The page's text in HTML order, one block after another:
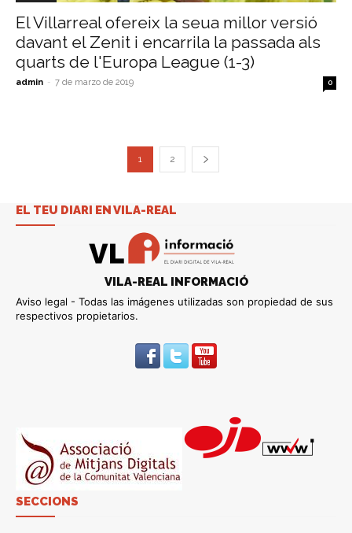
El Villarreal ofereix la seua millor versió
davant el Zenit i encarrila la passada als
quarts de l'Europa League (1-3)
admin - 7 de marzo de 2019 0
1 2
EL TEU DIARI EN VILA-REAL
VILA-REAL INFORMACIÓ
Aviso legal - Todas las imágenes utilizadas son propiedad de sus
respectivos propietarios.
SECCIONS